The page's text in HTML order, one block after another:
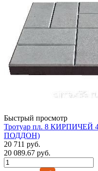
Быстрый просмотр
Тротуар пл. 8 КИРПИЧЕЙ
ПОДДОН)
20 711 руб.
20 089.67 руб.